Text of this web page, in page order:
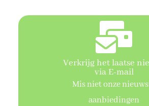
Verkrijg het laatse
via E-mail
Mis niet onze
aanbiedingen